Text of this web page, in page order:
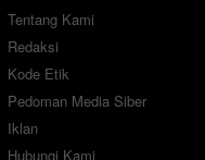
Tentang Kami
Redaksi
Kode Etik
Pedoman Media Siber
Iklan
Hubungi Kami